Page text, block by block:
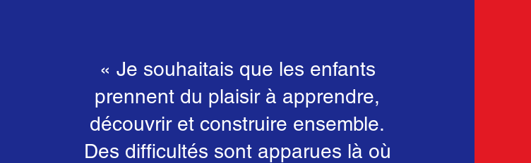
« Je souhaitais que les enfants
prennent du plaisir à apprendre,
découvrir et construire ensemble.
Des difficultés sont apparues là où